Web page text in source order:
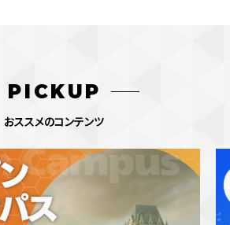
PICKUP
おススメのコンテンツ